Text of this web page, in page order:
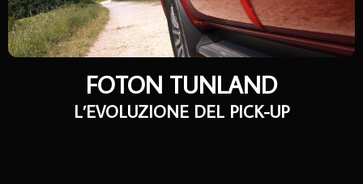
FOTON TUNLAND
L’EVOLUZIONE DEL PICK-UP